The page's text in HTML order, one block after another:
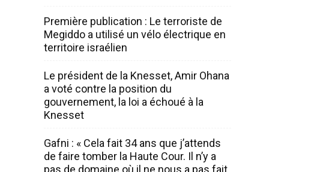
Première publication : Le terroriste de
Megiddo a utilisé un vélo électrique en
territoire israélien
Le président de la Knesset, Amir Ohana
a voté contre la position du
gouvernement, la loi a échoué à la
Knesset
Gafni : « Cela fait 34 ans que j’attends
de faire tomber la Haute Cour. Il n’y a
pas de domaine où il ne nous a pas fait